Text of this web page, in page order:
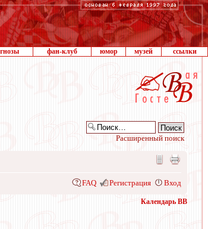
фан-клуб юмор музей ссылки
Расширенный поиск
FAQ Регистрация Вход
Календарь ВВ